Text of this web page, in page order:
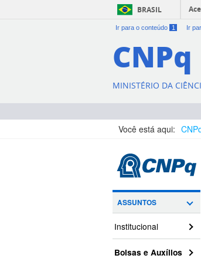
BRASIL
Ir para o conteúdo 1 Ir
CNPq
MINISTÉRIO DA
Você está aqui:
ASSUNTOS
Institucional
Bolsas e Auxílios